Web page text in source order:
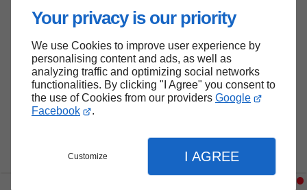
Your privacy is our priority
We use Cookies to improve user experience by
personalising content and ads, as well as
analyzing traffic and optimizing social networks
functionalities. By clicking "I Agree" you consent to
the use of Cookies from our providers Google
Facebook
.
Customize I AGREE
Mentions légales
Plan du site
Haut de page